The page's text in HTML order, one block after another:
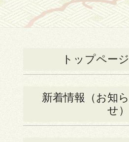
トップページ
新着情報（お知ら
せ）